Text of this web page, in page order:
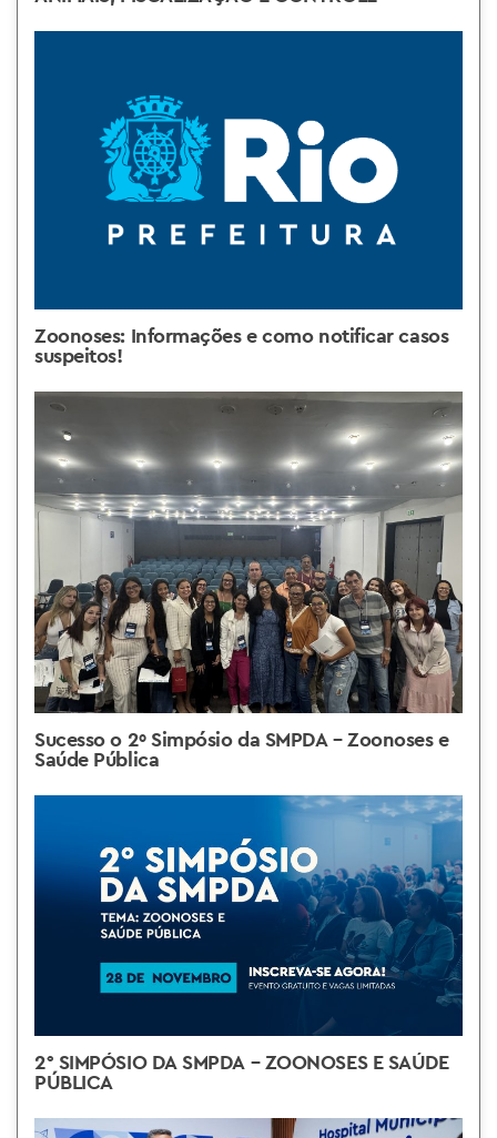
Zoonoses: Informações e como notificar casos
suspeitos!
Sucesso o 2º Simpósio da SMPDA – Zoonoses e
Saúde Pública
2° SIMPÓSIO DA SMPDA – ZOONOSES E SAÚDE
PÚBLICA